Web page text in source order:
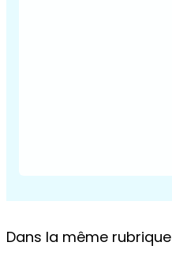
Dans la même rubrique